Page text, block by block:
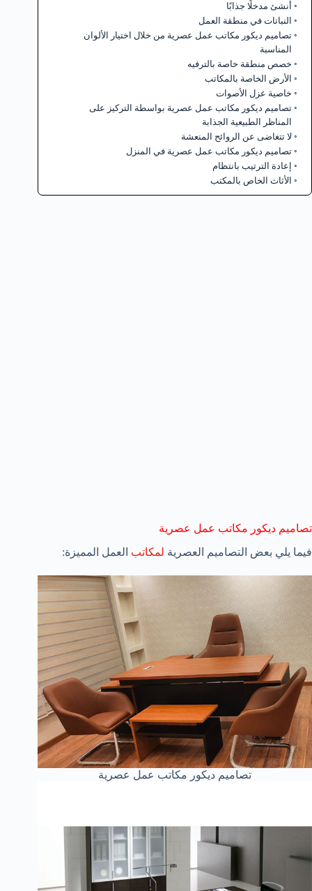
أنشئ مدخلًا جذابًا
النباتات في منطقة العمل
تصاميم ديكور مكاتب عمل عصرية من خلال اختيار الألوان
المناسبة
خصص منطقة خاصة بالترفيه
الأرض الخاصة بالمكاتب
خاصية عزل الأصوات
تصاميم ديكور مكاتب عمل عصرية بواسطة التركيز على
المناظر الطبيعية الجذابة
لا تتغاضى عن الروائح المنعشة
تصاميم ديكور مكاتب عمل عصرية في المنزل
إعادة الترتيب بانتظام
الأثاث الخاص بالمكتب
تصاميم ديكور مكاتب عمل عصرية
فيما يلي بعض التصاميم العصرية لمكاتب العمل المميزة:
تصاميم ديكور مكاتب عمل عصرية